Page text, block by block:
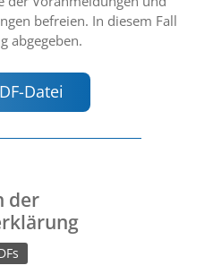
befreien. In diesem Fall
abgegeben.
Datei
der